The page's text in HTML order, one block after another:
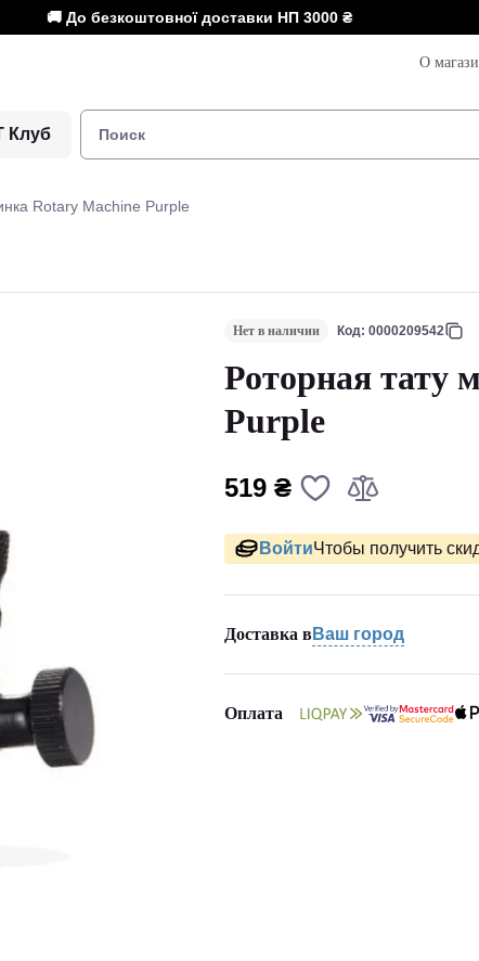
🚚 До безкоштовної доставки НП 3000 ₴
О
Клуб
Rotary Machine Purple
Нет в наличии Код: 0000209542
Роторная тату
Purple
519 ₴
ВойтиЧтобы получить
Доставка в Ваш город
Оплата